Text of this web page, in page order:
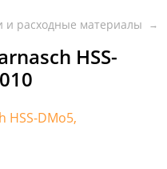
и расходные материалы
HSS-